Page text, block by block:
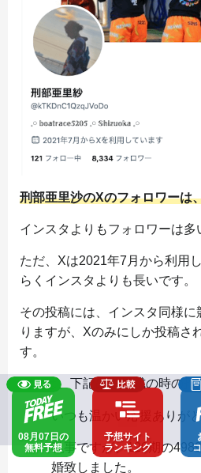
刑部亜里沙のXのフォロワーは
インスタよりもフォロワーは多
ただ、Xは2021年7月から利用
らくインスタよりも長いです。
その投稿には、インスタ同様
りますが、Xのみにしか投稿さ
す。
例えば、下記は結婚式の時の投
いつも温かい応援ありが
私事ですが、120期の
婚致しました。
08月07日の
無料予想
予想サイト
ランキング